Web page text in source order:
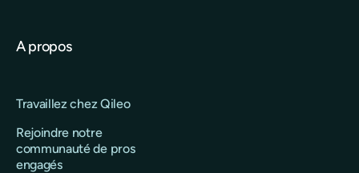
A propos
Travaillez chez Qileo
Rejoindre notre
communauté de pros
engagés